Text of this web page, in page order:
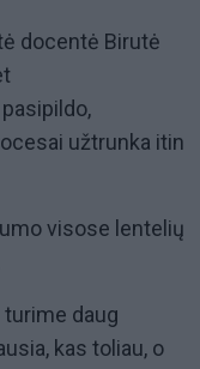
docentė Birutė
užtrunka itin
visose lentelių
daug
kas toliau, o